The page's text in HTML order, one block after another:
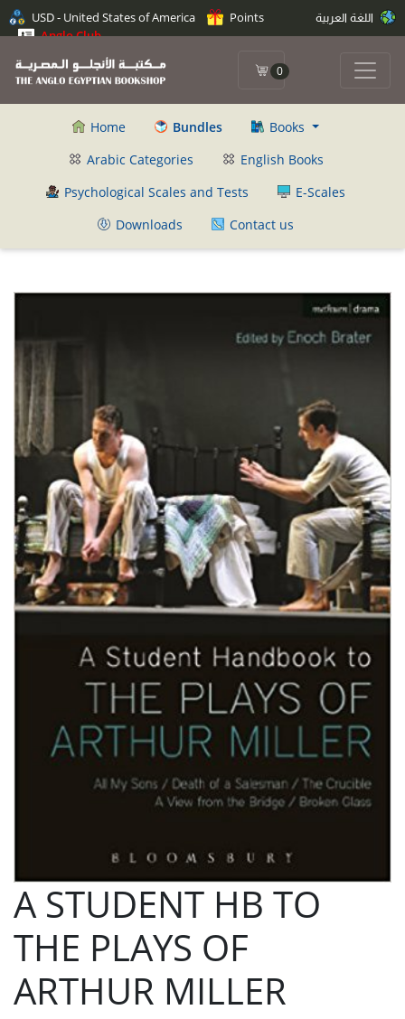
USD - United States of America
Points
Anglo Club
0
Home Bundles
Books
Arabic Categories
English Books
Psychological Scales and Tests
E-Scales
Downloads
Contact us
A STUDENT HB TO
THE PLAYS OF
ARTHUR MILLER